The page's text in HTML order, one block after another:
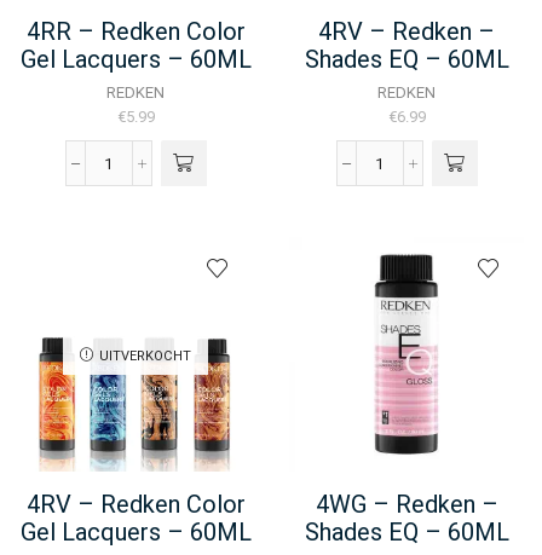
4RR – Redken Color
Gel Lacquers – 60ML
REDKEN
€5.99
4RR
aantal
4RV – Redken –
Shades EQ – 60ML
REDKEN
€6.99
4RV
Shades
EQ
-
60ML
aantal
UITVERKOCHT
4RV – Redken Color
Gel Lacquers – 60ML
4WG – Redken –
Shades EQ – 60ML